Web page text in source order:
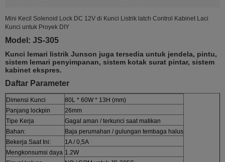
Mini Kecil Solenoid Lock DC 12V di Kunci Listrik latch Control Kabinet Laci
Kunci untuk Proyek DIY
Model: JS-305
Kunci lemari listrik Junson juga tersedia untuk jendela, pintu,
sistem lemari penyimpanan, sistem kotak surat pintar, sistem
kabinet ekspres.
Daftar Parameter
Dimensi Kunci
80L * 60W * 13H (mm)
Panjang lockpin
26mm
Tipe Kerja
Gagal aman / terkunci saat matikan
Bahan:
Baja perumahan / gulungan tembaga halus
Bekerja Saat Ini:
1A / 0,5A
Mengkonsumsi daya 1.2W